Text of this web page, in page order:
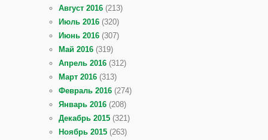
Август 2016 (213)
Июль 2016 (320)
Июнь 2016 (307)
Май 2016 (319)
Апрель 2016 (312)
Март 2016 (313)
Февраль 2016 (274)
Январь 2016 (208)
Декабрь 2015 (321)
Ноябрь 2015 (263)